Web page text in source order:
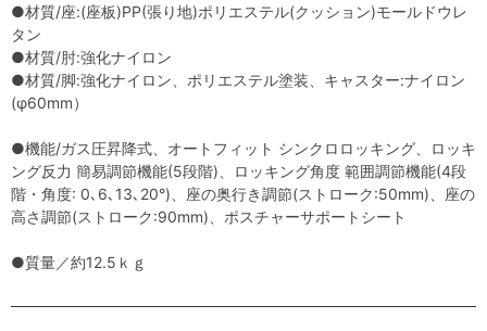
●材質/座:(座板)PP(張り地)ポリエステル(クッション)モールドウレ
タン
●材質/肘:強化ナイロン
●材質/脚:強化ナイロン、ポリエステル塗装、キャスター:ナイロン
(φ60mm）
●機能/ガス圧昇降式、オートフィット シンクロロッキング、ロッキ
ング反力 簡易調節機能(5段階)、ロッキング角度 範囲調節機能(4段
階・角度: 0､6､13､20°)、座の奥行き調節(ストローク:50mm)、座の
高さ調節(ストローク:90mm)、ポスチャーサポートシート
●質量／約12.5ｋｇ